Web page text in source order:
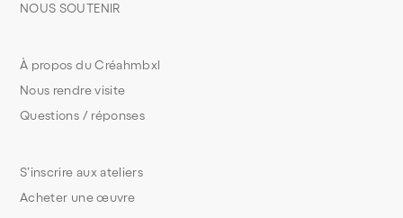
S’inscrire aux ateliers
Acheter une œuvre
À propos du Créahmbxl
Nous rendre visite
Questions / réponses
NOUS SOUTENIR